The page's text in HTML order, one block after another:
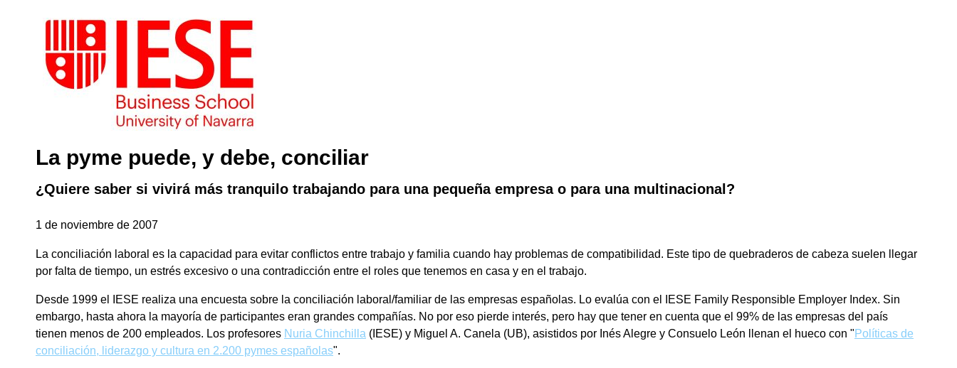
La pyme puede, y debe, conciliar
¿Quiere saber si vivirá más tranquilo trabajando para una pequeña empresa o para una multinacional?
1 de noviembre de 2007
La conciliación laboral es la capacidad para evitar conflictos entre trabajo y familia cuando hay problemas de compatibilidad. Este tipo de quebraderos de cabeza suelen llegar
por falta de tiempo, un estrés excesivo o una contradicción entre el roles que tenemos en casa y en el trabajo.
Desde 1999 el IESE realiza una encuesta sobre la conciliación laboral/familiar de las empresas españolas. Lo evalúa con el IESE Family Responsible Employer Index. Sin
embargo, hasta ahora la mayoría de participantes eran grandes compañías. No por eso pierde interés, pero hay que tener en cuenta que el 99% de las empresas del país
tienen menos de 200 empleados. Los profesores Nuria Chinchilla (IESE) y Miguel A. Canela (UB), asistidos por Inés Alegre y Consuelo León llenan el hueco con " Políticas de
conciliación, liderazgo y cultura en 2.200 pymes españolas".